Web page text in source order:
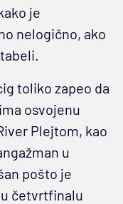
je
nelogično, ako
toliko zapeo da
osvojenu
Plejtom, kao
u
pošto je
četvrtfinalu